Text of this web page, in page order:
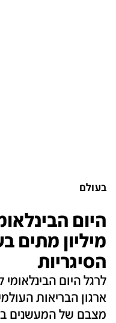
בעולם
מיליון מתים
הסיגריות
לרגל היום
ארגון הבריאות
מצבם של המעשנים